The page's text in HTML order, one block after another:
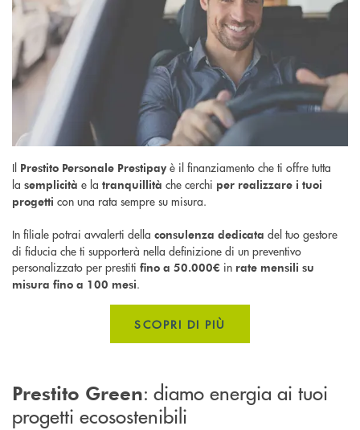
Il Prestito Personale Prestipay è il finanziamento che ti offre tutta
la semplicità e la tranquillità che cerchi per realizzare i tuoi
progetti con una rata sempre su misura.
In filiale potrai avvalerti della consulenza dedicata del tuo gestore
di fiducia che ti supporterà nella definizione di un preventivo
personalizzato per prestiti fino a 50.000€ in rate mensili su
misura fino a 100 mesi.
SCOPRI DI PIÙ
Prestito Green: diamo energia ai tuoi
progetti ecosostenibili